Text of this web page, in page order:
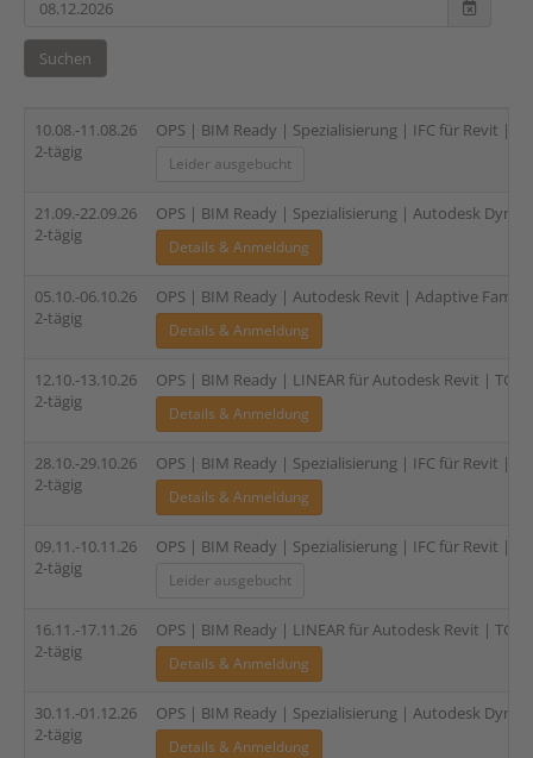
Suchen
10.08.-11.08.26
2-tägig
OPS | BIM Ready | Spezialisierung | IFC für Revit | 2-
Leider ausgebucht
21.09.-22.09.26
2-tägig
OPS | BIM Ready | Spezialisierung | Autodesk
Details & Anmeldung
05.10.-06.10.26
2-tägig
OPS | BIM Ready | Autodesk Revit | Adaptive
Details & Anmeldung
12.10.-13.10.26
2-tägig
OPS | BIM Ready | LINEAR für Autodesk Revit | TGA
Details & Anmeldung
28.10.-29.10.26
2-tägig
OPS | BIM Ready | Spezialisierung | IFC für Revit | 2-
Details & Anmeldung
09.11.-10.11.26
2-tägig
OPS | BIM Ready | Spezialisierung | IFC für Revit | 2-
Leider ausgebucht
16.11.-17.11.26
2-tägig
OPS | BIM Ready | LINEAR für Autodesk Revit | TGA
Details & Anmeldung
30.11.-01.12.26
2-tägig
OPS | BIM Ready | Spezialisierung | Autodesk
Details & Anmeldung